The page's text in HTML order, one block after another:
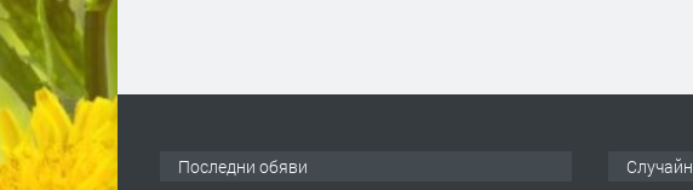
Последни обяви